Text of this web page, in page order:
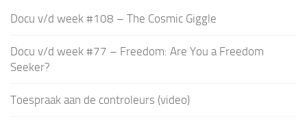
Docu v/d week #108 – The Cosmic Giggle
Docu v/d week #77 – Freedom: Are You a Freedom
Seeker?
Toespraak aan de controleurs (video)